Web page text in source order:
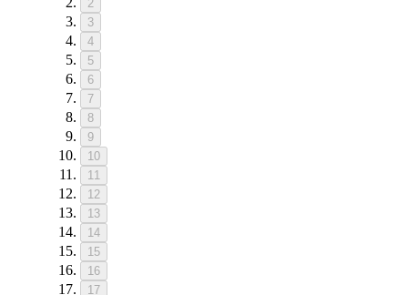
2
3
4
5
6
7
8
9
10
11
12
13
14
15
16
17